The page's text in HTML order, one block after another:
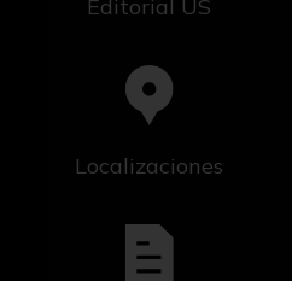
Editorial US
Localizaciones